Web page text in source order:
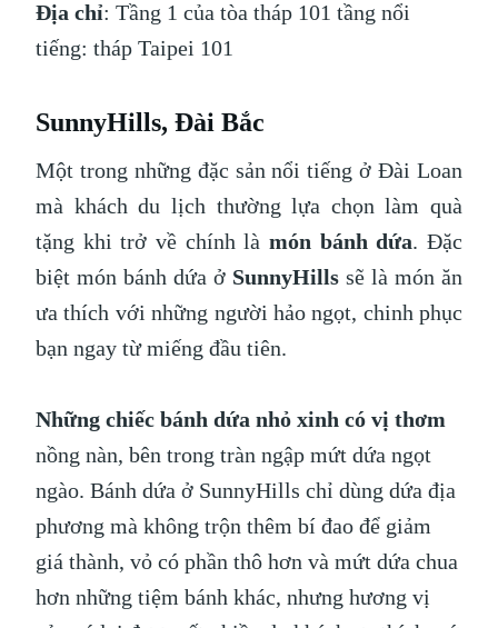
Địa chỉ: Tầng 1 của tòa tháp 101 tầng nổi
tiếng: tháp Taipei 101
SunnyHills, Đài Bắc
Một trong những đặc sản nổi tiếng ở Đài Loan
mà khách du lịch thường lựa chọn làm quà
tặng khi trở về chính là món bánh dứa. Đặc
biệt món bánh dứa ở SunnyHills sẽ là món ăn
ưa thích với những người hảo ngọt, chinh phục
bạn ngay từ miếng đầu tiên.
Những chiếc bánh dứa nhỏ xinh có vị thơm
nồng nàn, bên trong tràn ngập mứt dứa ngọt
ngào. Bánh dứa ở SunnyHills chỉ dùng dứa địa
phương mà không trộn thêm bí đao để giảm
giá thành, vỏ có phần thô hơn và mứt dứa chua
hơn những tiệm bánh khác, nhưng hương vị